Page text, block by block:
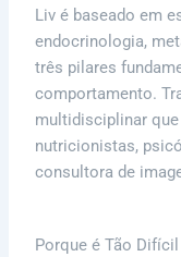
Liv é baseado em
endocrinologia,
três pilares
comportamento.
multidisciplinar
nutricionistas,
consultora de
Porque é Tão